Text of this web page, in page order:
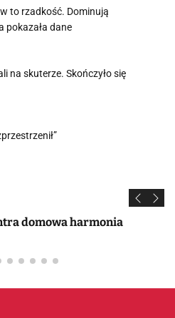
to rzadkość. Dominują
pokazała dane
na skuterze. Skończyło się
domowa harmonia